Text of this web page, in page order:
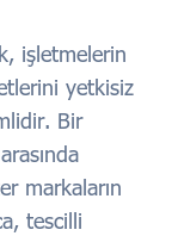
işletmelerin
yetkisiz
Bir
markaların
tescilli